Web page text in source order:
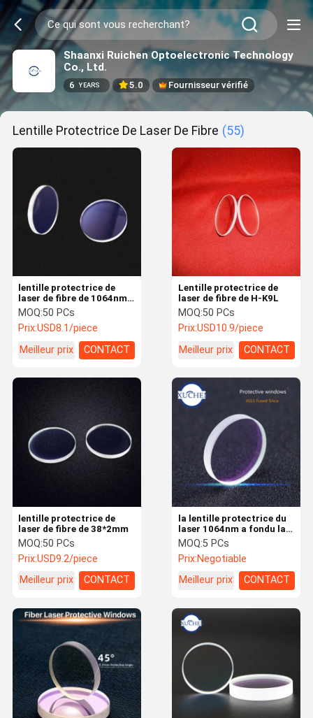
Shaanxi Ruichen Optoelectronic Technology
Co., Ltd.
6 YEARS 5.0 Fournisseur vérifié
Lentille Protectrice De Laser De Fibre (55)
lentille protectrice de
laser de fibre de 1064nm
AR
MOQ:50 PCs
Prix:USD8.1/piece
Meilleur prix
CONTACT
Lentille protectrice de
laser de fibre de H-K9L
MOQ:50 PCs
Prix:USD10.9/piece
Meilleur prix
CONTACT
lentille protectrice de
laser de fibre de 38*2mm
MOQ:50 PCs
Prix:USD9.2/piece
Meilleur prix
CONTACT
la lentille protectrice du
laser 1064nm a fondu la
silice Raytools 12.3*4mm
pour la découpeuse de
laser
MOQ:5 PCs
Prix:Negotiable
Meilleur prix
CONTACT